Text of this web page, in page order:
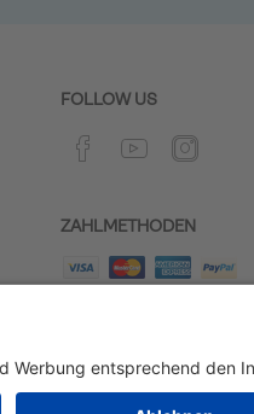
FOLLOW US
ZAHLMETHODEN